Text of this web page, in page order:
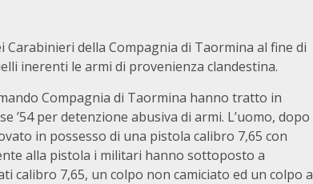
della Compagnia di Taormina al fine di
inerenti le armi di provenienza clandestina.
Compagnia di Taormina hanno tratto in
’54 per detenzione abusiva di armi. L’uomo, dopo
in possesso di una pistola calibro 7,65 con
alla pistola i militari hanno sottoposto a
calibro 7,65, un colpo non camiciato ed un colpo a